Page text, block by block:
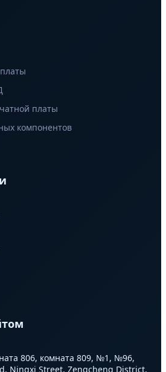
платы
компонентов
806, комната 809, №1, №96,
Ningxi Street, Zengcheng District,